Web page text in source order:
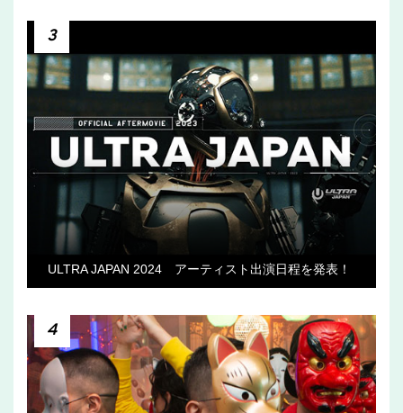
3
ULTRA JAPAN 2024 アーティスト出演日程を発表！
4